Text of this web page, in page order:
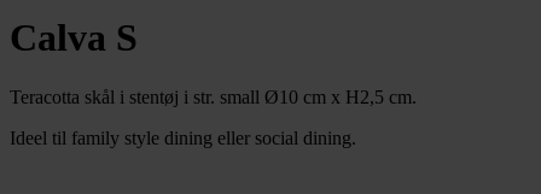
Calva S
Teracotta skål i stentøj i str. small Ø10 cm x H2,5 cm.
Ideel til family style dining eller social dining.